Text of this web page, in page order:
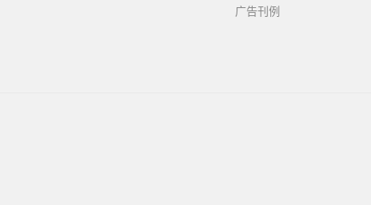
广告刊例